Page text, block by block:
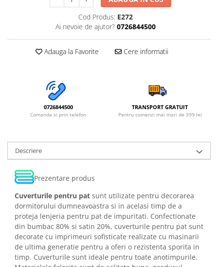
Cod Produs: E272
Ai nevoie de ajutor? 0726844500
Adauga la Favorite Cere informatii
0726844500
Comanda si prin telefon
TRANSPORT GRATUIT
Pentru comenzi mai mari de 399 lei
Descriere
Prezentare produs
Cuverturile pentru pat sunt utilizate pentru decorarea
dormitorului dumneavoastra si in acelasi timp de a
proteja lenjeria pentru pat de impuritati. Confectionate
din bumbac 80% si satin 20%, cuverturile pentru pat sunt
decorate cu imprimeuri sofisticate realizate cu masinarii
de ultima generatie pentru a oferi o rezistenta sporita in
timp. Cuverturile sunt ideale pentru toate anotimpurile.